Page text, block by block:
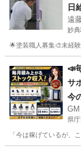
日
遠
妙典
🌟塗装職人募集🎨未経
📣
サ
付
今
GM
県
「今は稼げているが